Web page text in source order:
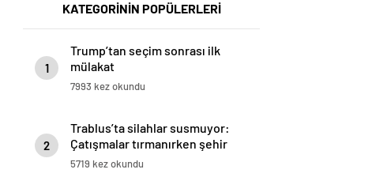
KATEGORİNİN POPÜLERLERİ
1
Trump’tan seçim sonrası ilk
mülakat
7993 kez okundu
2
Trablus’ta silahlar susmuyor:
Çatışmalar tırmanırken şehir
alarmda
5719 kez okundu